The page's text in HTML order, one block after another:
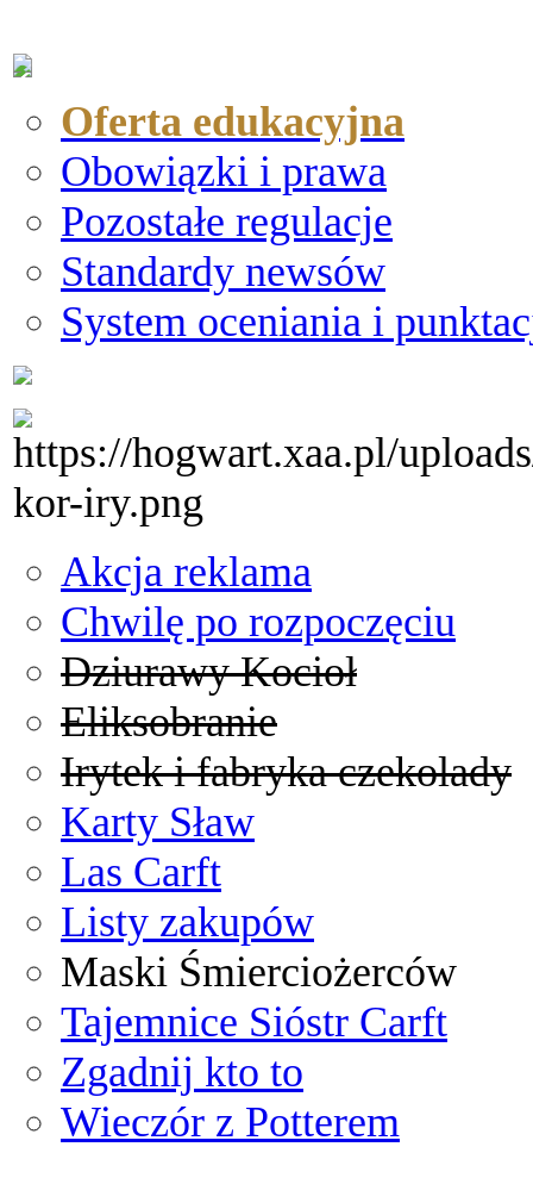
Oferta edukacyjna
Obowiązki i prawa
Pozostałe regulacje
Standardy newsów
System oceniania i
Akcja reklama
Chwilę po rozpoczęciu
Dziurawy Kocioł
Eliksobranie
Irytek i fabryka czekolady
Karty Sław
Las Carft
Listy zakupów
Maski Śmierciożerców
Tajemnice Sióstr Carft
Zgadnij kto to
Wieczór z Potterem